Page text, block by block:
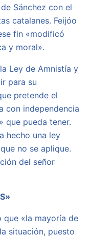
Sánchez con el
catalanes. Feijóo
fin «modificó
y moral».
Ley de Amnistía y
para su
pretende el
con independencia
que pueda tener.
hecho una ley
no se aplique.
del señor
que «la mayoría de
situación, puesto